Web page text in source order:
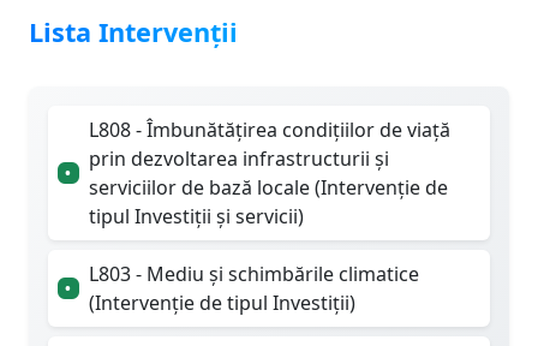
Lista Intervenții
•
L808 - Îmbunătățirea condițiilor de viață
prin dezvoltarea infrastructurii și
serviciilor de bază locale (Intervenție de
tipul Investiții și servicii)
•
L803 - Mediu și schimbările climatice
(Intervenție de tipul Investiții)